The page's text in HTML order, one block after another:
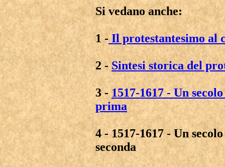
Si vedano anche:
1 -Il protestantesimo al
2 -Sintesi storica del
3 -1517-1617 - Un
prima
4 - 1517-1617 - Un
seconda